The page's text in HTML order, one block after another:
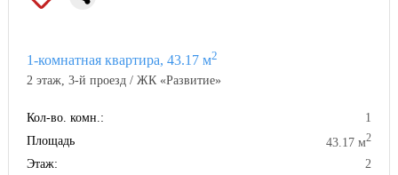
1-комнатная квартира, 43.17 м2
2 этаж, 3-й проезд / ЖК «Развитие»
Кол-во. комн.:
1
Площадь
43.17 м2
Этаж:
2